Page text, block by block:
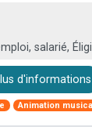
salarié,
d'informations
Animation